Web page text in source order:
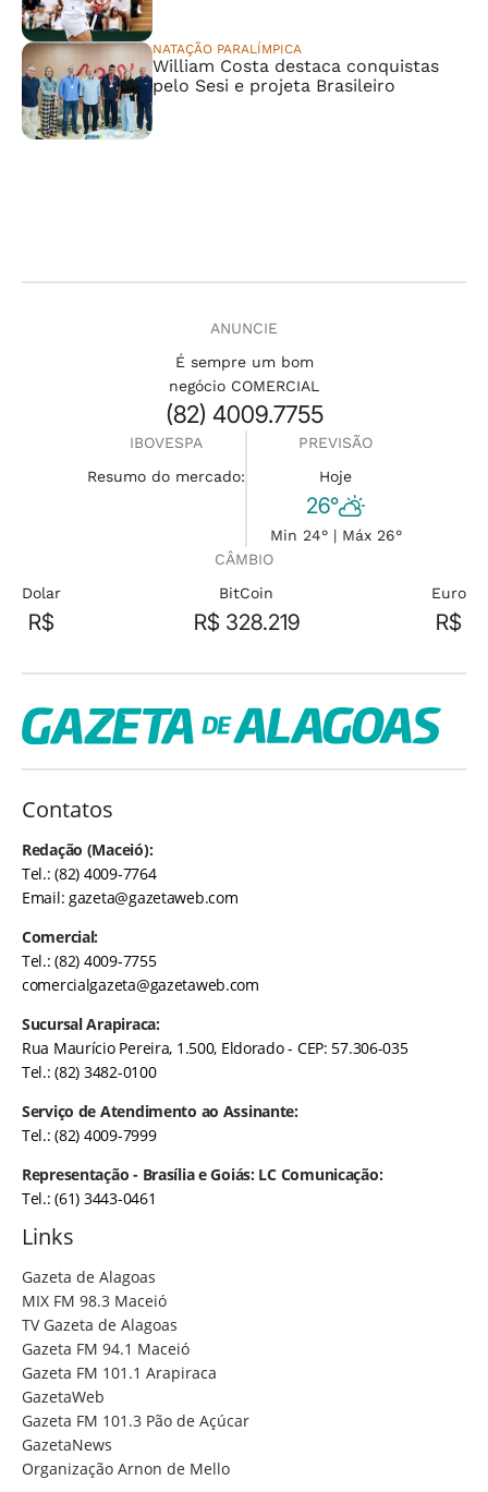
NATAÇÃO PARALÍMPICA
William Costa destaca conquistas
pelo Sesi e projeta Brasileiro
ANUNCIE
É sempre um bom
negócio COMERCIAL
(82) 4009.7755
IBOVESPA
Resumo do mercado:
PREVISÃO
Hoje
26°
Min 24° | Máx 26°
CÂMBIO
Dolar
R$
BitCoin
R$ 328.219
Euro
R$
Contatos
Redação (Maceió):
Tel.: (82) 4009-7764
Email:gazeta@gazetaweb.com
Comercial:
Tel.: (82) 4009-7755
comercialgazeta@gazetaweb.com
Sucursal Arapiraca:
Rua Maurício Pereira, 1.500, Eldorado - CEP: 57.306-035
Tel.: (82) 3482-0100
Serviço de Atendimento ao Assinante:
Tel.: (82) 4009-7999
Representação - Brasília e Goiás: LC Comunicação:
Tel.: (61) 3443-0461
Links
Gazeta de Alagoas
MIX FM 98.3 Maceió
TV Gazeta de Alagoas
Gazeta FM 94.1 Maceió
Gazeta FM 101.1 Arapiraca
GazetaWeb
Gazeta FM 101.3 Pão de Açúcar
GazetaNews
Organização Arnon de Mello